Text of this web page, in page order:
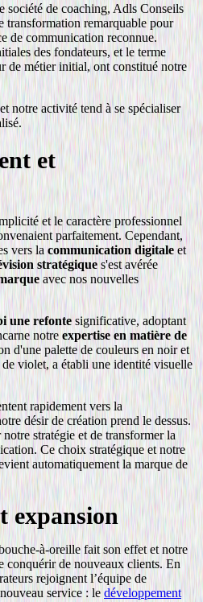
société de coaching, Adls Conseils
transformation remarquable pour
de communication reconnue.
des fondateurs, et le terme
de métier initial, ont constitué notre
notre activité tend à se spécialiser
et
et le caractère professionnel
parfaitement. Cependant,
vers la communication digitale et
stratégiques'est avérée
avec nos nouvelles
une refonte significative, adoptant
notre expertise en matière de
d'une palette de couleurs en noir et
violet, a établi une identité visuelle
rapidement vers la
désir de création prend le dessus.
stratégie et de transformer la
Ce choix stratégique et notre
automatiquement la marque de
expansion
à-oreille fait son effet et notre
conquérir de nouveaux clients. En
rejoignent l’équipe de
service : ledéveloppement